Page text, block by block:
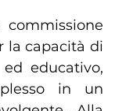
la capacità di
educativo,
in un